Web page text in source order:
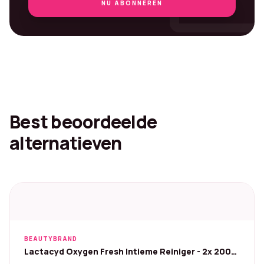
NU ABONNEREN
Best beoordeelde
alternatieven
BEAUTYBRAND
Lactacyd Oxygen Fresh Intieme Reiniger - 2x 200